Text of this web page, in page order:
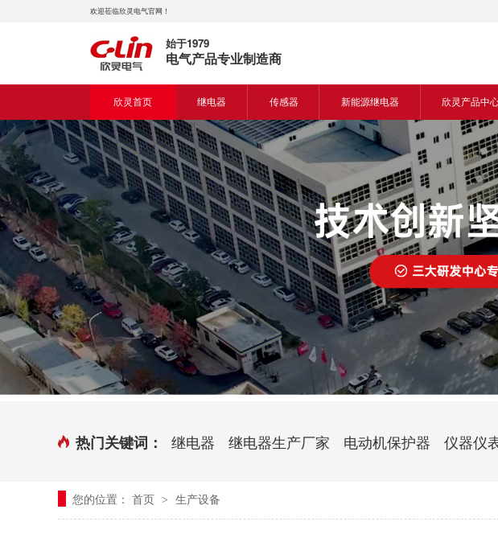
欢迎莅临欣灵电气官网！
始于1979
电气产品专业制造商
欣灵首页 继电器
时间继电器
固体继电器
计数继电器
液位继电器
电磁继电器及插座
时控开关
新能源继电器
传感器
接近开关
光电开关
编码器
热电偶
热电阻
传感器端子台
新能源继电器
新能源交流继电器
新能源直流继电器
欣灵产品中
继电器
传感器
电气传动与
仪器仪表
开关
配电控制
热门关键词： 继电器 继电器生产厂家 电动机保护器 仪器仪
您的位置： 首页 > 生产设备